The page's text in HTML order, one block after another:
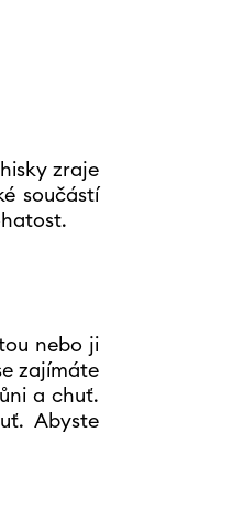
zraje
součástí
nebo ji
zajímáte
a chuť.
Abyste